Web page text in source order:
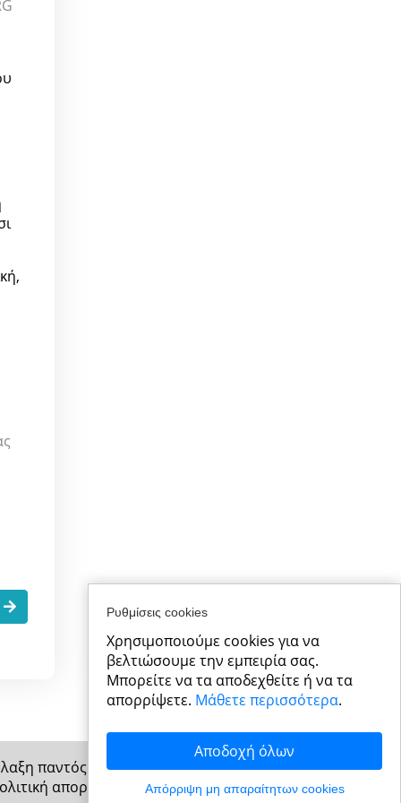
παντός δικαιώματος
απορρήτου
Ρυθμίσεις cookies
Χρησιμοποιούμε cookies για να
βελτιώσουμε την εμπειρία σας.
Μπορείτε να τα αποδεχθείτε ή να τα
απορρίψετε. Μάθετε περισσότερα.
Αποδοχή όλων
Απόρριψη μη απαραίτητων cookies